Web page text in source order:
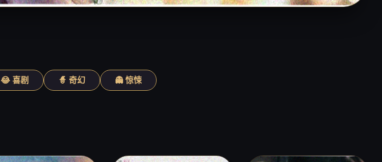
😂 喜剧 🧙 奇幻 👻 惊悚